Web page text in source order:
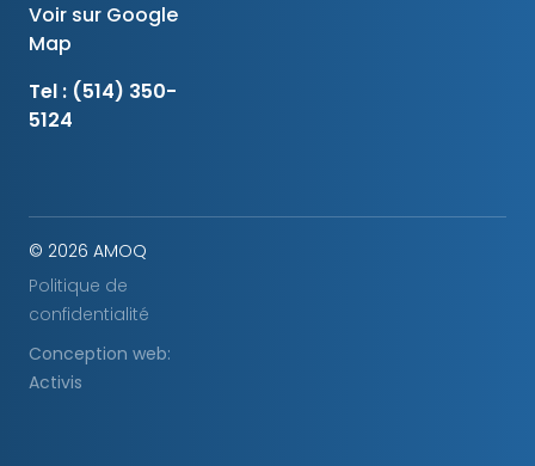
Voir sur Google
Map
Tel : (514) 350-
5124
© 2026 AMOQ
Politique de
confidentialité
Conception web:
Activis